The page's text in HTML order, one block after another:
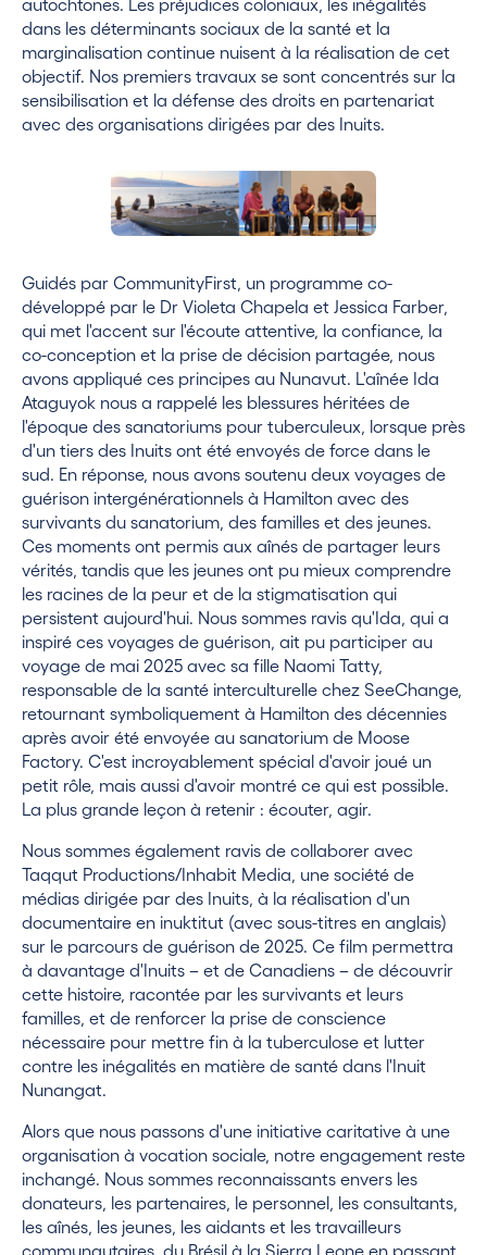
dans les déterminants sociaux de la santé et la
marginalisation continue nuisent à la réalisation de cet
objectif. Nos premiers travaux se sont concentrés sur la
sensibilisation et la défense des droits en partenariat
avec des organisations dirigées par des Inuits.
Guidés par CommunityFirst, un programme co-
développé par le Dr Violeta Chapela et Jessica Farber,
qui met l'accent sur l'écoute attentive, la confiance, la
co-conception et la prise de décision partagée, nous
avons appliqué ces principes au Nunavut. L'aînée Ida
Ataguyok nous a rappelé les blessures héritées de
l'époque des sanatoriums pour tuberculeux, lorsque près
d'un tiers des Inuits ont été envoyés de force dans le
sud. En réponse, nous avons soutenu deux voyages de
guérison intergénérationnels à Hamilton avec des
survivants du sanatorium, des familles et des jeunes.
Ces moments ont permis aux aînés de partager leurs
vérités, tandis que les jeunes ont pu mieux comprendre
les racines de la peur et de la stigmatisation qui
persistent aujourd'hui. Nous sommes ravis qu'Ida, qui a
inspiré ces voyages de guérison, ait pu participer au
voyage de mai 2025 avec sa fille Naomi Tatty,
responsable de la santé interculturelle chez SeeChange,
retournant symboliquement à Hamilton des décennies
après avoir été envoyée au sanatorium de Moose
Factory. C'est incroyablement spécial d'avoir joué un
petit rôle, mais aussi d'avoir montré ce qui est possible.
La plus grande leçon à retenir : écouter, agir.
Nous sommes également ravis de collaborer avec
Taqqut Productions/Inhabit Media, une société de
médias dirigée par des Inuits, à la réalisation d'un
documentaire en inuktitut (avec sous-titres en anglais)
sur le parcours de guérison de 2025. Ce film permettra
à davantage d'Inuits – et de Canadiens – de découvrir
cette histoire, racontée par les survivants et leurs
familles, et de renforcer la prise de conscience
nécessaire pour mettre fin à la tuberculose et lutter
contre les inégalités en matière de santé dans l'Inuit
Nunangat.
Alors que nous passons d'une initiative caritative à une
organisation à vocation sociale, notre engagement reste
inchangé. Nous sommes reconnaissants envers les
donateurs, les partenaires, le personnel, les consultants,
les aînés, les jeunes, les aidants et les travailleurs
communautaires, du Brésil à la Sierra Leone en passant